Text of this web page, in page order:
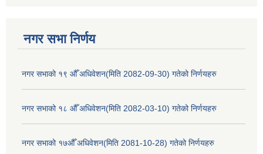
नगर सभा निर्णय
नगर सभाको १९ औँ अधिवेशन(मिति 2082-09-30) गतेको निर्णयहरु
नगर सभाको १८ औँ अधिवेशन(मिति 2082-03-10) गतेको निर्णयहरु
नगर सभाको १७औँ अधिवेशन(मिति 2081-10-28) गतेको निर्णयहरु